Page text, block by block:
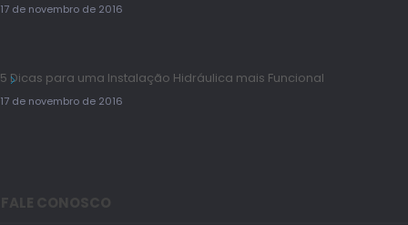
17 de novembro de 2016
5 Dicas para uma Instalação Hidráulica mais Funcional
17 de novembro de 2016